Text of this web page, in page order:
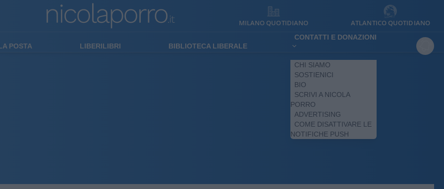
MILANO QUOTIDIANO ATLANTICO QUOTIDIANO
POSTA LIBERILIBRI BIBLIOTECA LIBERALE
CONTATTI E DONAZIONI
CHI SIAMO
SOSTIENICI
BIO
SCRIVI A NICOLA
PORRO
ADVERTISING
COME DISATTIVARE LE
NOTIFICHE PUSH